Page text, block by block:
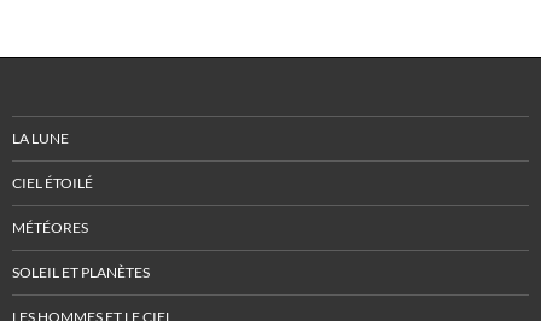
LA LUNE
CIEL ÉTOILÉ
MÉTÉORES
SOLEIL ET PLANÈTES
LES HOMMES ET LE CIEL